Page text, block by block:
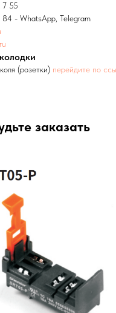
55
- WhatsApp, Telegram
(розетки) перейдите по
заказать